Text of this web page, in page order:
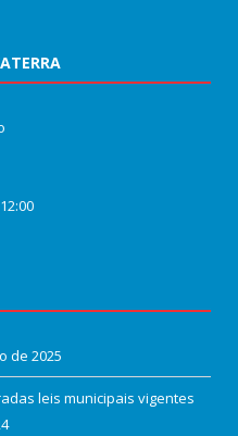
de 2025
leis municipais vigentes